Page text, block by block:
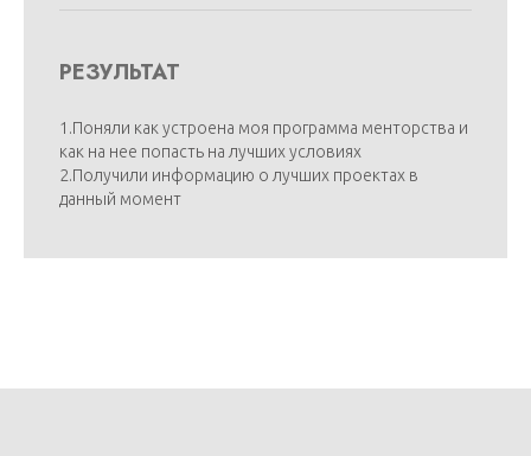
РЕЗУЛЬТАТ
1.Поняли как устроена моя программа менторства и
как на нее попасть на лучших условиях
2.Получили информацию о лучших проектах в
данный момент